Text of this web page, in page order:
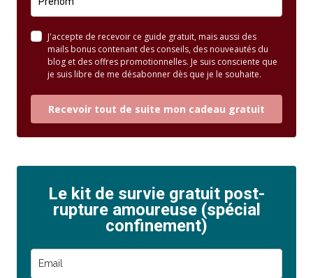
J'accepte de recevoir ce guide gratuit, mais aussi des
mails bonus contenant des conseils, des nouveautés du
blog et des offres promotionnelles. Je suis consciente que
je suis libre de me désabonner dès que je le souhaite.
Recevoir tout de suite mon cadeau gratuit
Le kit de survie gratuit post-
rupture amoureuse (spécial
confinement)